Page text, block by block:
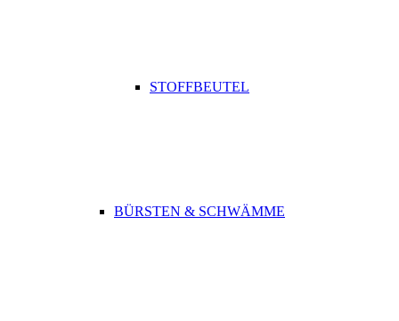
STOFFBEUTEL
BÜRSTEN & SCHWÄMME